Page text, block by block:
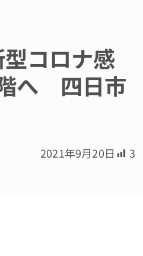
コロナ感
へ 四日市
2021年9月20日 3